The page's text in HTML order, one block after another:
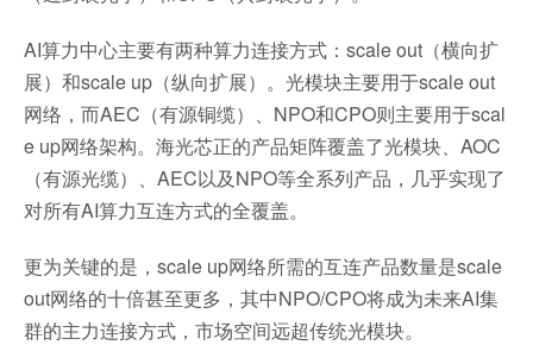
AI算力中心主要有两种算力连接方式：scale out（横向扩
展）和scale up（纵向扩展）。光模块主要用于scale out
网络，而AEC（有源铜缆）、NPO和CPO则主要用于scal
e up网络架构。海光芯正的产品矩阵覆盖了光模块、AOC
（有源光缆）、AEC以及NPO等全系列产品，几乎实现了
对所有AI算力互连方式的全覆盖。
更为关键的是，scale up网络所需的互连产品数量是scale
out网络的十倍甚至更多，其中NPO/CPO将成为未来AI集
群的主力连接方式，市场空间远超传统光模块。